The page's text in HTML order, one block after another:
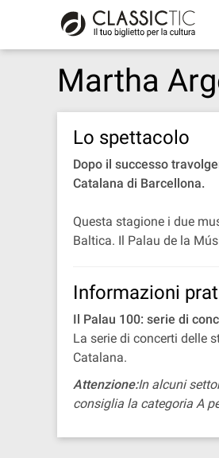
Martha
Lo spettacolo
Dopo il successo
Catalana di Barcellona.
Questa stagione i due
Baltica. Il Palau de la
Informazioni
Il Palau 100: serie di
La serie di concerti delle
Catalana.
Attenzione:In alcuni
consiglia la categoria A